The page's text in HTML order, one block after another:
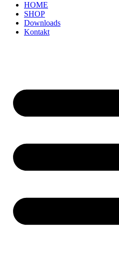
HOME
SHOP
Downloads
Kontakt